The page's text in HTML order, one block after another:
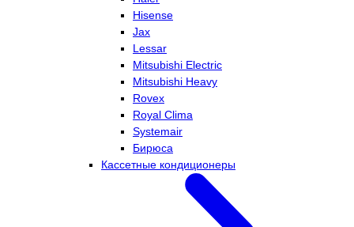
Hisense
Jax
Lessar
Mitsubishi Electric
Mitsubishi Heavy
Rovex
Royal Clima
Systemair
Бирюса
Кассетные кондиционеры